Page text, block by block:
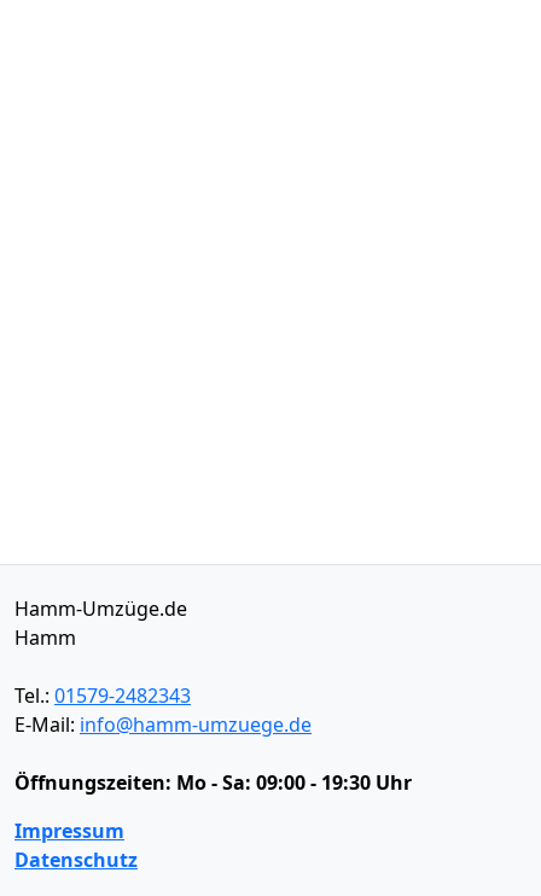
Hamm-Umzüge.de
Hamm
Tel.: 01579-2482343
E-Mail: info@hamm-umzuege.de
Öffnungszeiten: Mo - Sa: 09:00 - 19:30 Uhr
Impressum
Datenschutz